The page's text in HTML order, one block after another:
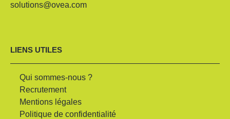
solutions@ovea.com
LIENS UTILES
Qui sommes-nous ?
Recrutement
Mentions légales
Politique de confidentialité